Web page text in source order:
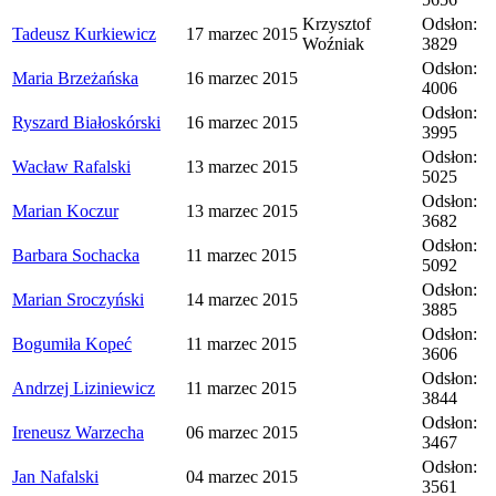
Tadeusz Kurkiewicz
17 marzec 2015
Krzysztof
Woźniak
Odsłon:
3829
Maria Brzeżańska
16 marzec 2015
Odsłon:
4006
Ryszard Białoskórski
16 marzec 2015
Odsłon:
3995
Wacław Rafalski
13 marzec 2015
Odsłon:
5025
Marian Koczur
13 marzec 2015
Odsłon:
3682
Barbara Sochacka
11 marzec 2015
Odsłon:
5092
Marian Sroczyński
14 marzec 2015
Odsłon:
3885
Bogumiła Kopeć
11 marzec 2015
Odsłon:
3606
Andrzej Liziniewicz
11 marzec 2015
Odsłon:
3844
Ireneusz Warzecha
06 marzec 2015
Odsłon:
3467
Jan Nafalski
04 marzec 2015
Odsłon:
3561